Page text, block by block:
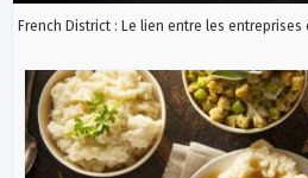
French District : Le lien entre les